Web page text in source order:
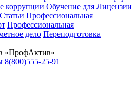
коррупции Обучение для Лицензии
Статьи Профессиональная
Профессиональная
дело Переподготовка
«ПрофАктив»
8(800)555-25-91